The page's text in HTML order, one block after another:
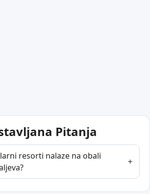
Pitanja
resorti nalaze na obali